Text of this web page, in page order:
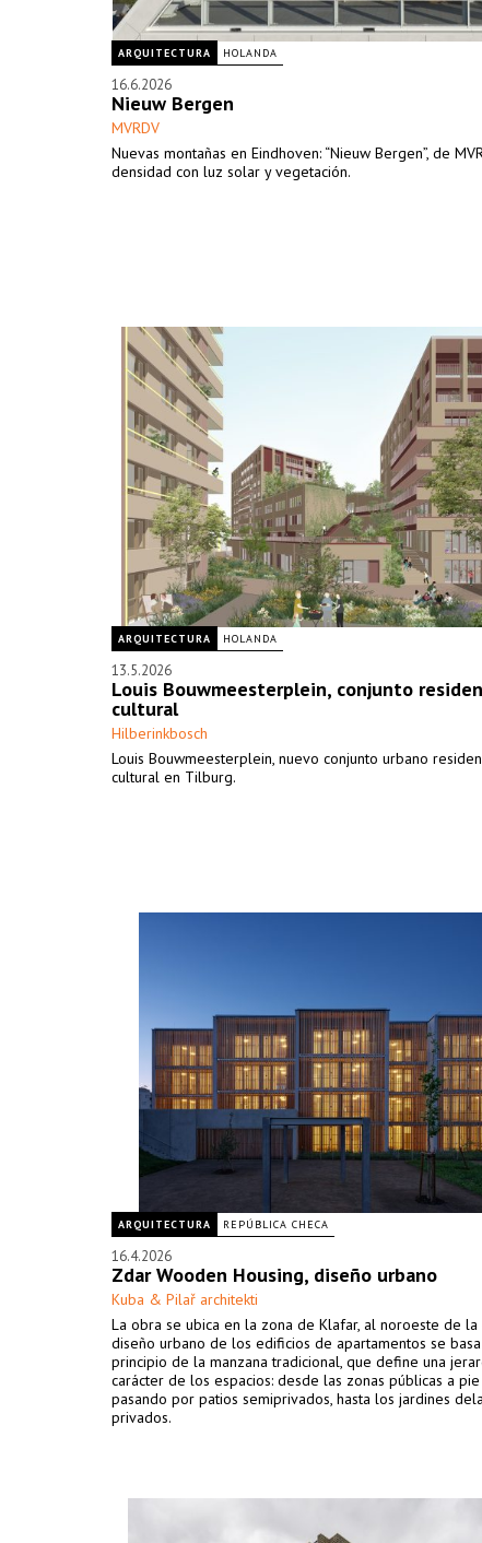
ARQUITECTURA HOLANDA
16.6.2026
Nieuw Bergen
MVRDV
Nuevas montañas en Eindhoven: “Nieuw Bergen”, de
densidad con luz solar y vegetación.
ARQUITECTURA HOLANDA
13.5.2026
Louis Bouwmeesterplein, conjunto
cultural
Hilberinkbosch
Louis Bouwmeesterplein, nuevo conjunto urbano
cultural en Tilburg.
ARQUITECTURA REPÚBLICA CHECA
16.4.2026
Zdar Wooden Housing, diseño urbano
Kuba & Pilař architekti
La obra se ubica en la zona de Klafar, al noroeste de la
diseño urbano de los edificios de apartamentos se
principio de la manzana tradicional, que define una
carácter de los espacios: desde las zonas públicas a
pasando por patios semiprivados, hasta los jardines
privados.